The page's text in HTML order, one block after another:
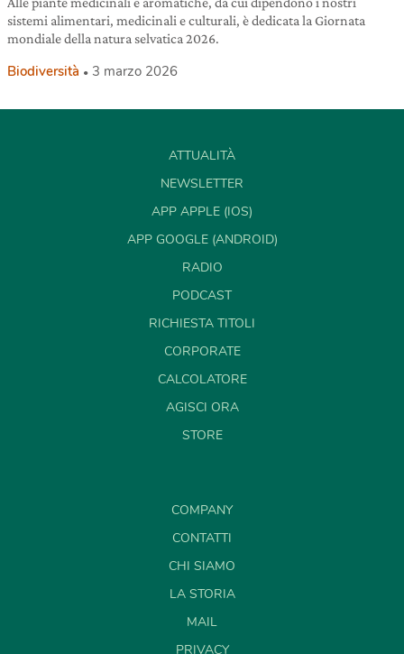
sistemi alimentari, medicinali e culturali, è dedicata la Giornata
mondiale della natura selvatica 2026.
Biodiversità 3 marzo 2026
ATTUALITÀ
NEWSLETTER
APP APPLE (IOS)
APP GOOGLE (ANDROID)
RADIO
PODCAST
RICHIESTA TITOLI
CORPORATE
CALCOLATORE
AGISCI ORA
STORE
COMPANY
CONTATTI
CHI SIAMO
LA STORIA
MAIL
PRIVACY